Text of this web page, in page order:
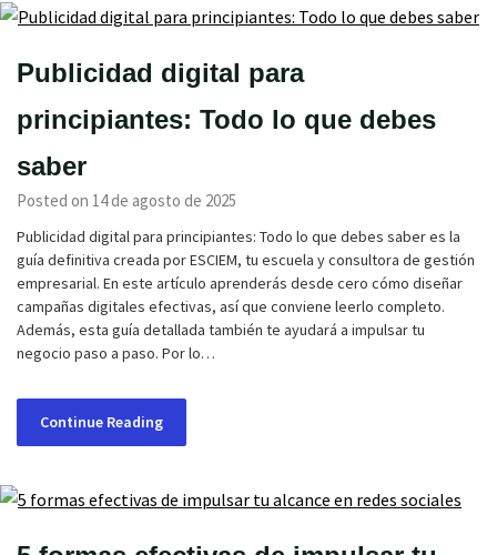
Publicidad digital para
principiantes: Todo lo que debes
saber
Posted on 14 de agosto de 2025
Publicidad digital para principiantes: Todo lo que debes saber es la
guía definitiva creada por ESCIEM, tu escuela y consultora de gestión
empresarial. En este artículo aprenderás desde cero cómo diseñar
campañas digitales efectivas, así que conviene leerlo completo.
Además, esta guía detallada también te ayudará a impulsar tu
negocio paso a paso. Por lo…
Continue Reading